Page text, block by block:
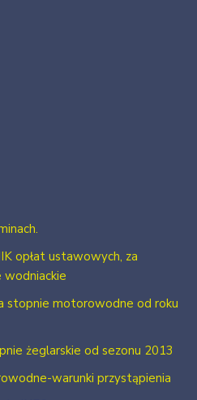
opłat ustawowych, za
stopnie motorowodne od roku
żeglarskie od sezonu 2013
warunki przystąpienia